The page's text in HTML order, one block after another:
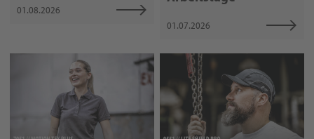
01.08.2026
01.07.2026